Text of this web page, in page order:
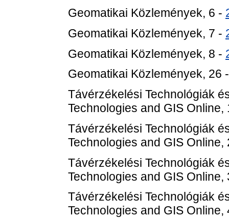
Geomatikai Közlemények, 6 -
Geomatikai Közlemények, 7 -
Geomatikai Közlemények, 8 -
Geomatikai Közlemények, 26
Távérzékelési Technológiák
Technologies and GIS
Távérzékelési Technológiák
Technologies and GIS
Távérzékelési Technológiák
Technologies and GIS
Távérzékelési Technológiák
Technologies and GIS